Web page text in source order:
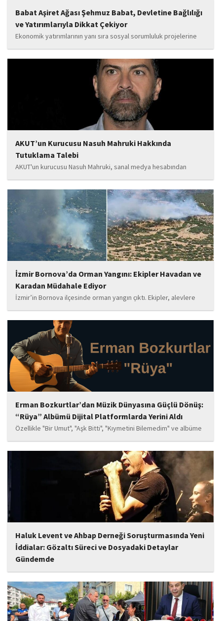
Babat Aşiret Ağası Şehmuz Babat, Devletine Bağlılığı
ve Yatırımlarıyla Dikkat Çekiyor
Ekonomik yatırımlarının yanı sıra sosyal sorumluluk projelerine
de önem veren Babat'ın, eğitim alanında bir lise ile iki okulun
yapımına katkı sunduğu, ayrıca Şırnak'ın çeşitli noktalarında
tamamlanan ve yapımı devam eden...
AKUT’un Kurucusu Nasuh Mahruki Hakkında
Tutuklama Talebi
AKUT'un kurucusu Nasuh Mahruki, sanal medya hesabından
yaptığı '15 Temmuz' paylaşımı nedeniyle 'Halkı kin ve düşmanlığa
tahrik veya aşağılama' suçundan gözaltına alındı. Mahruki,
tutuklama talebiyle Sulh Ceza Hakimliği'ne sevk edildi.
İzmir Bornova’da Orman Yangını: Ekipler Havadan ve
Karadan Müdahale Ediyor
İzmir’in Bornova ilçesinde orman yangın çıktı. Ekipler, alevlere
havadan ve karadan müdahale ediyor.
Erman Bozkurtlar’dan Müzik Dünyasına Güçlü Dönüş:
“Rüya” Albümü Dijital Platformlarda Yerini Aldı
Özellikle "Bir Umut", "Aşk Bitti", "Kıymetini Bilemedim" ve albüme
adını veren "Rüya" parçalarının kısa süre içerisinde öne çıkan
eserler arasında yer alması bekleniyor. Albüm, sanatçının önceki
çalışmalarına göre daha olgun,...
Haluk Levent ve Ahbap Derneği Soruşturmasında Yeni
İddialar: Gözaltı Süreci ve Dosyadaki Detaylar
Gündemde
İstanbul Cumhuriyet Başsavcılığı tarafından yürütülen ve Haluk
Levent ile kurucusu olduğu Ahbap Derneği'ni kapsadığı belirtilen
soruşturmaya ilişkin yeni iddialar gündeme geldi. Edinilen
bilgilere göre, soruşturmanın ani bir operasyonla değil, aylar...